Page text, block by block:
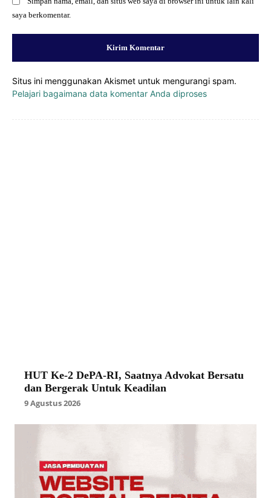
saya berkomentar.
Situs ini menggunakan Akismet untuk mengurangi spam.
Pelajari bagaimana data komentar Anda diproses
HUT Ke-2 DePA-RI, Saatnya Advokat Bersatu
dan Bergerak Untuk Keadilan
9 Agustus 2026